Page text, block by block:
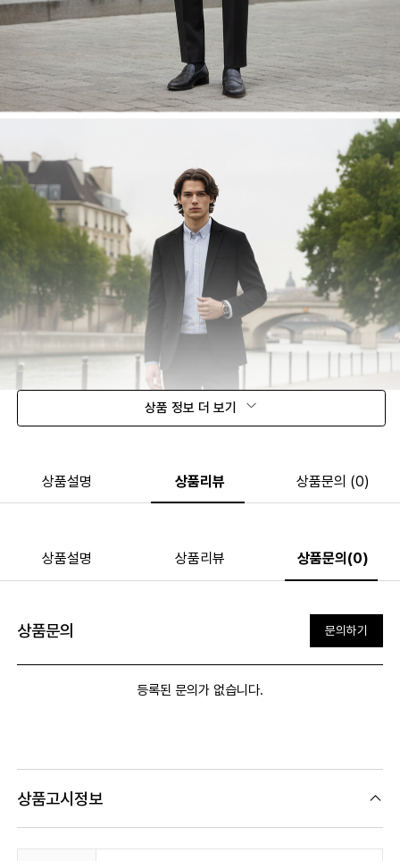
상품 정보 더 보기
상품설명 상품리뷰 상품문의 (0)
상품설명 상품리뷰 상품문의(0)
상품문의 문의하기
등록된 문의가 없습니다.
상품고시정보